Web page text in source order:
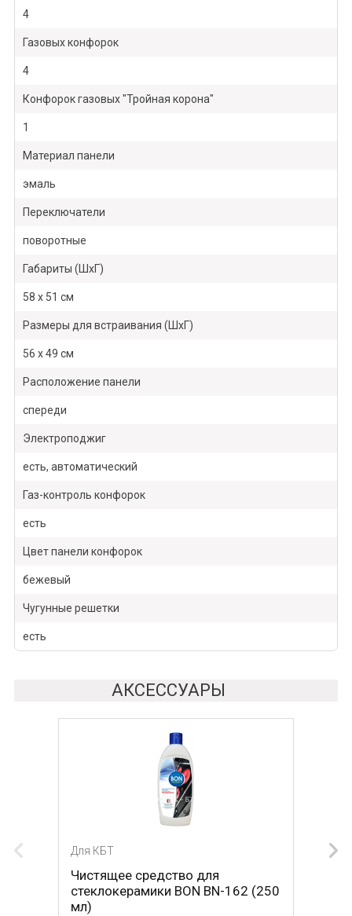
4
Газовых конфорок
4
Конфорок газовых "Тройная корона"
1
Материал панели
эмаль
Переключатели
поворотные
Габариты (ШхГ)
58 x 51 см
Размеры для встраивания (ШхГ)
56 x 49 см
Расположение панели
спереди
Электроподжиг
есть, автоматический
Газ-контроль конфорок
есть
Цвет панели конфорок
бежевый
Чугунные решетки
есть
АКСЕССУАРЫ
Для КБТ
Чистящее средство для
стеклокерамики BON BN-162 (250
мл)
Для КБТ
Скребок для ухода за
стеклокерамикой BON BN-603